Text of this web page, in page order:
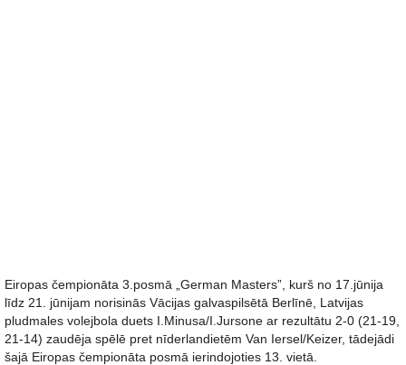
Eiropas čempionāta 3.posmā „German Masters”, kurš no 17.jūnija
līdz 21. jūnijam norisinās Vācijas galvaspilsētā Berlīnē, Latvijas
pludmales volejbola duets I.Minusa/I.Jursone ar rezultātu 2-0 (21-19,
21-14) zaudēja spēlē pret nīderlandietēm Van Iersel/Keizer, tādejādi
šajā Eiropas čempionāta posmā ierindojoties 13. vietā.